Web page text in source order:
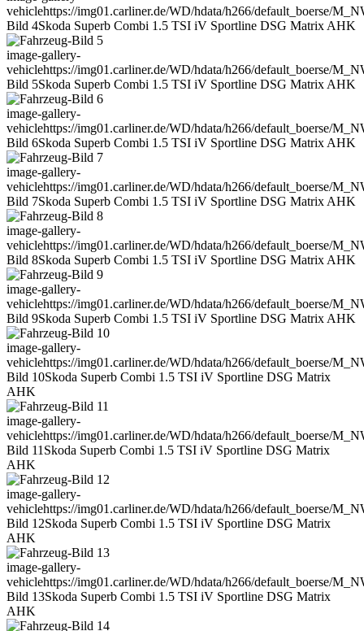
vehiclehttps://img01.carliner.de/WD/hdata/h266/default_boerse/
Bild 4Skoda Superb Combi 1.5 TSI iV Sportline DSG Matrix AHK
image-gallery-
vehiclehttps://img01.carliner.de/WD/hdata/h266/default_boerse/
Bild 5Skoda Superb Combi 1.5 TSI iV Sportline DSG Matrix AHK
image-gallery-
vehiclehttps://img01.carliner.de/WD/hdata/h266/default_boerse/
Bild 6Skoda Superb Combi 1.5 TSI iV Sportline DSG Matrix AHK
image-gallery-
vehiclehttps://img01.carliner.de/WD/hdata/h266/default_boerse/
Bild 7Skoda Superb Combi 1.5 TSI iV Sportline DSG Matrix AHK
image-gallery-
vehiclehttps://img01.carliner.de/WD/hdata/h266/default_boerse/
Bild 8Skoda Superb Combi 1.5 TSI iV Sportline DSG Matrix AHK
image-gallery-
vehiclehttps://img01.carliner.de/WD/hdata/h266/default_boerse/
Bild 9Skoda Superb Combi 1.5 TSI iV Sportline DSG Matrix AHK
image-gallery-
vehiclehttps://img01.carliner.de/WD/hdata/h266/default_boerse/
Bild 10Skoda Superb Combi 1.5 TSI iV Sportline DSG Matrix
AHK
image-gallery-
vehiclehttps://img01.carliner.de/WD/hdata/h266/default_boerse/
Bild 11 Skoda Superb Combi 1.5 TSI iV Sportline DSG Matrix
AHK
image-gallery-
vehiclehttps://img01.carliner.de/WD/hdata/h266/default_boerse/
Bild 12Skoda Superb Combi 1.5 TSI iV Sportline DSG Matrix
AHK
image-gallery-
vehiclehttps://img01.carliner.de/WD/hdata/h266/default_boerse/
Bild 13Skoda Superb Combi 1.5 TSI iV Sportline DSG Matrix
AHK